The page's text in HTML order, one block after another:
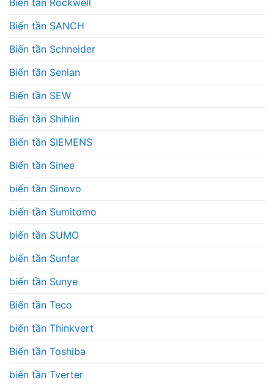
Biến tần Rockwell
Biến tần SANCH
Biến tần Schneider
Biến tần Senlan
Biến tần SEW
Biến tần Shihlin
Biến tần SIEMENS
Biến tần Sinee
biến tần Sinovo
biến tần Sumitomo
biến tần SUMO
biến tần Sunfar
biến tần Sunye
Biến tần Teco
biến tần Thinkvert
Biến tần Toshiba
biến tần Tverter